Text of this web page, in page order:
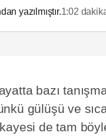
yazılmıştır.1:02
bazı
gülüşü ve
de tam